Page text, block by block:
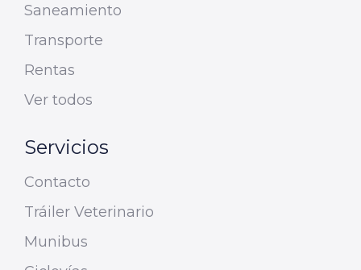
Saneamiento
Transporte
Rentas
Ver todos
Servicios
Contacto
Tráiler Veterinario
Munibus